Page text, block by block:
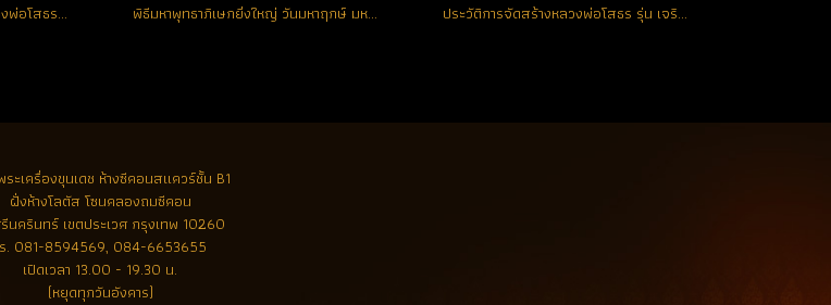
รายการจัดสร้างวัตถุมงคล หลวงพ่อโสธร รุ่น เจริญพร พิธีมหาพุทธาภิเษกยิ่งใหญ่ วันมหาฤกษ์ มหามงคล แห่งปี วันเสาร์ที่ 5 เดือน 5 ปี 2555 ณ พระอุโบสถ วัดโสธรวรารามวรวิหาร ประวัติการจัดสร้างหลวงพ่อโสธร รุ่น เจริญพร ปี 2555
ะเครื่องขุนเดช ห้างซีคอนสแควร์ชั้น B1
ฝั่งห้างโลตัส โซนคลองถมซีคอน
นครินทร์ เขตประเวศ กรุงเทพ 10260
. 081-8594569, 084-6653655
เปิดเวลา 13.00 - 19.30 น.
(หยุดทุกวันอังคาร)